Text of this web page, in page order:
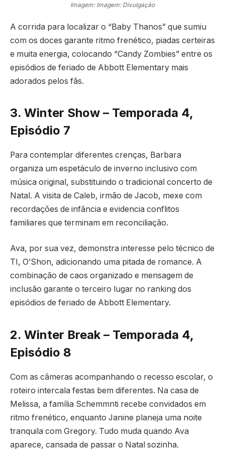
Imagem: Imagem: Divulgação
A corrida para localizar o “Baby Thanos” que sumiu
com os doces garante ritmo frenético, piadas certeiras
e muita energia, colocando “Candy Zombies” entre os
episódios de feriado de Abbott Elementary mais
adorados pelos fãs.
3. Winter Show – Temporada 4,
Episódio 7
Para contemplar diferentes crenças, Barbara
organiza um espetáculo de inverno inclusivo com
música original, substituindo o tradicional concerto de
Natal. A visita de Caleb, irmão de Jacob, mexe com
recordações de infância e evidencia conflitos
familiares que terminam em reconciliação.
Ava, por sua vez, demonstra interesse pelo técnico de
TI, O’Shon, adicionando uma pitada de romance. A
combinação de caos organizado e mensagem de
inclusão garante o terceiro lugar no ranking dos
episódios de feriado de Abbott Elementary.
2. Winter Break – Temporada 4,
Episódio 8
Com as câmeras acompanhando o recesso escolar, o
roteiro intercala festas bem diferentes. Na casa de
Melissa, a família Schemmnti recebe convidados em
ritmo frenético, enquanto Janine planeja uma noite
tranquila com Gregory. Tudo muda quando Ava
aparece, cansada de passar o Natal sozinha.